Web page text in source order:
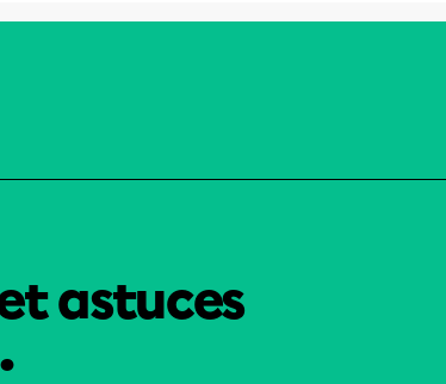
astuces